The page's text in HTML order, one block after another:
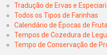
Tradução de Ervas e
Todos os Tipos de Farinhas
Calendário de Épocas de
Tempos de Cozedura de
Tempo de Conservação de